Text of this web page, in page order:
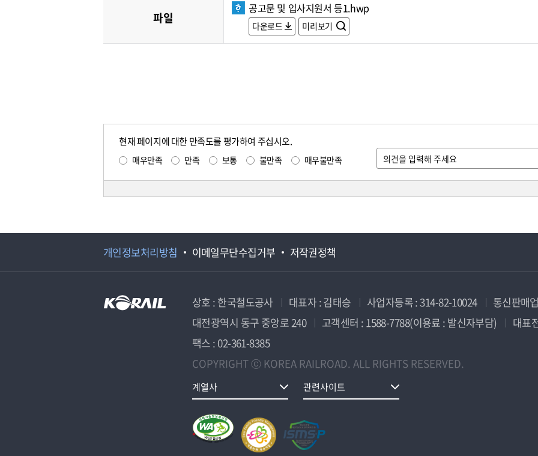
파일
공고문 및 입사지원서 등1.hwp
다운로드 미리보기
현재 페이지에 대한 만족도를 평가하여 주십시오.
매우만족 만족 보통 불만족 매우불만족
개인정보처리방침 이메일무단수집거부 저작권정책
상호 : 한국철도공사 대표자 : 김태승 사업자등록 : 314-82-10024
통신판매
대전광역시 동구 중앙로 240
고객센터 : 1588-7788(이용료 : 발신자부담)
대표
팩스 : 02-361-8385
COPYRIGHT ⓒ KOREA RAILROAD. ALL RIGHTS RESERVED.
계열사 관련사이트